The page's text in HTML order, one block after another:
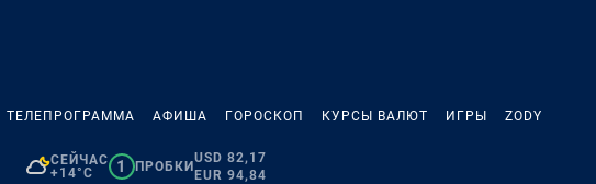
ТЕЛЕПРОГРАММА АФИША ГОРОСКОП КУРСЫ ВАЛЮТ ИГРЫ ZODY
СЕЙЧАС
+14°C
1 ПРОБКИ
USD 82,17
EUR 94,84